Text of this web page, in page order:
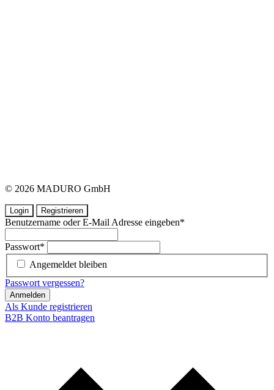
© 2026 MADURO GmbH
Login Registrieren
Benutzername oder E-Mail Adresse eingeben*
Passwort*
Angemeldet bleiben
Passwort vergessen?
Anmelden
Als Kunde registrieren
B2B Konto beantragen